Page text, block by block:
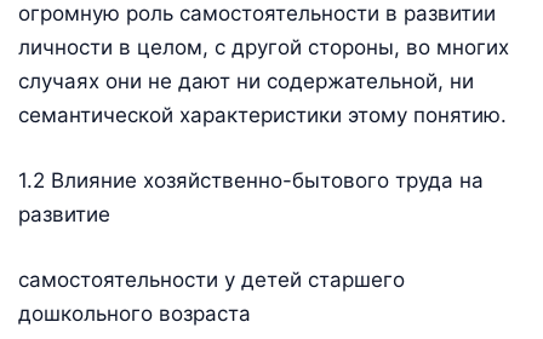
огромную роль самостоятельности в развитии
личности в целом, с другой стороны, во многих
случаях они не дают ни содержательной, ни
семантической характеристики этому понятию.
1.2 Влияние хозяйственно-бытового труда на
развитие
самостоятельности у детей старшего
дошкольного возраста